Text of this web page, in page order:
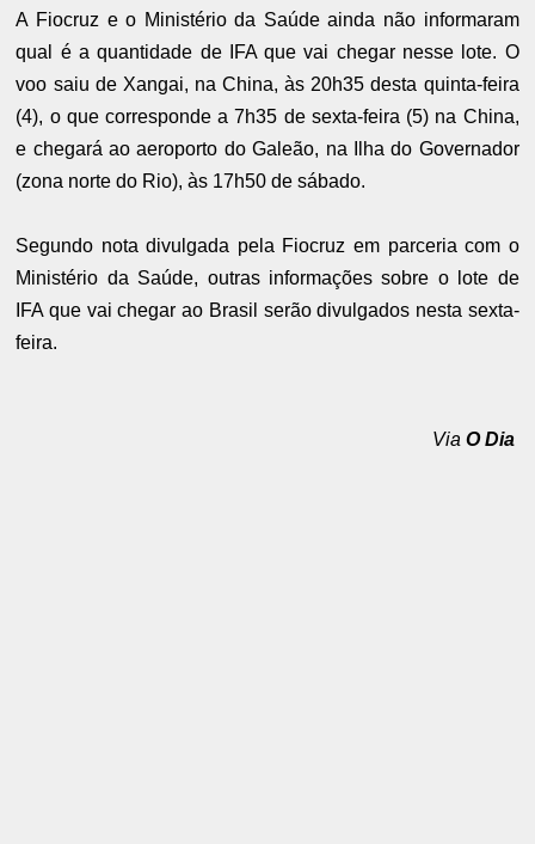
A Fiocruz e o Ministério da Saúde ainda não informaram
qual é a quantidade de IFA que vai chegar nesse lote. O
voo saiu de Xangai, na China, às 20h35 desta quinta-feira
(4), o que corresponde a 7h35 de sexta-feira (5) na China,
e chegará ao aeroporto do Galeão, na Ilha do Governador
(zona norte do Rio), às 17h50 de sábado.
Segundo nota divulgada pela Fiocruz em parceria com o
Ministério da Saúde, outras informações sobre o lote de
IFA que vai chegar ao Brasil serão divulgados nesta sexta-
feira.
Via O Dia